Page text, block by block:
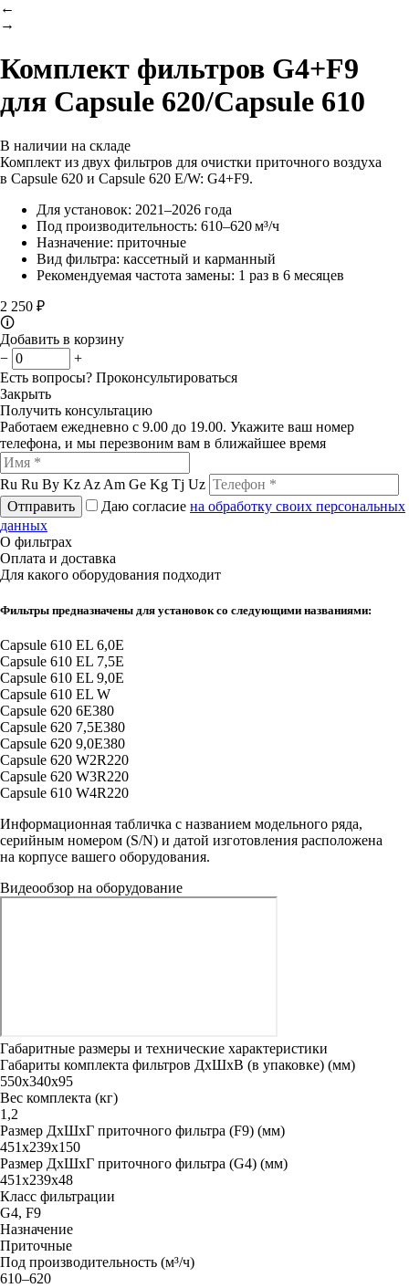
←
→
Комплект фильтров G4+F9
для Capsule 620/Capsule 610
В наличии на складе
Комплект из двух фильтров для очистки приточного воздуха
в Capsule 620 и Capsule 620 E/W: G4+F9.
Для установок: 2021–2026 года
Под производительность: 610–620 м³/ч
Назначение: приточные
Вид фильтра: кассетный и карманный
Рекомендуемая частота замены: 1 раз в 6 месяцев
2 250 ₽
🛈
Добавить в корзину
−
+
Есть вопросы? Проконсультироваться
Закрыть
Получить консультацию
Работаем ежедневно с 9.00 до 19.00. Укажите ваш номер
телефона, и мы перезвоним вам в ближайшее время
Ru Ru By Kz Az Am Ge Kg Tj Uz
Отправить
Даю согласие на обработку своих персональных
данных
О фильтрах
Оплата и доставка
Для какого оборудования подходит
Фильтры предназначены для установок со следующими названиями:
Capsule 610 EL 6,0E
Capsule 610 EL 7,5E
Capsule 610 EL 9,0E
Capsule 610 EL W
Capsule 620 6E380
Capsule 620 7,5E380
Capsule 620 9,0E380
Capsule 620 W2R220
Capsule 620 W3R220
Capsule 610 W4R220
Информационная табличка с названием модельного ряда,
серийным номером (S/N) и датой изготовления расположена
на корпусе вашего оборудования.
Видеообзор на оборудование
Габаритные размеры и технические характеристики
Габариты комплекта фильтров ДxШxВ (в упаковке) (мм)
550х340х95
Вес комплекта (кг)
1,2
Размер ДxШxГ приточного фильтра (F9) (мм)
451х239х150
Размер ДxШxГ приточного фильтра (G4) (мм)
451х239х48
Класс фильтрации
G4, F9
Назначение
Приточные
Под производительность (м³/ч)
610–620